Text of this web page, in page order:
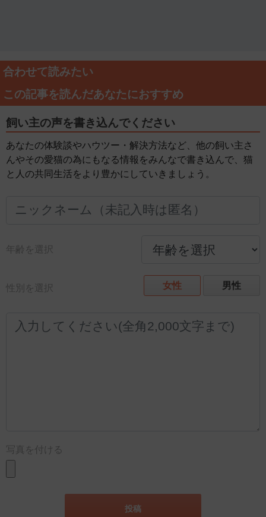
合わせて読みたい
この記事を読んだあなたにおすすめ
飼い主の声を書き込んでください
あなたの体験談やハウツー・解決方法など、他の飼い主さ
んやその愛猫の為にもなる情報をみんなで書き込んで、猫
と人の共同生活をより豊かにしていきましょう。
年齢を選択
性別を選択 女性 男性
写真を付ける